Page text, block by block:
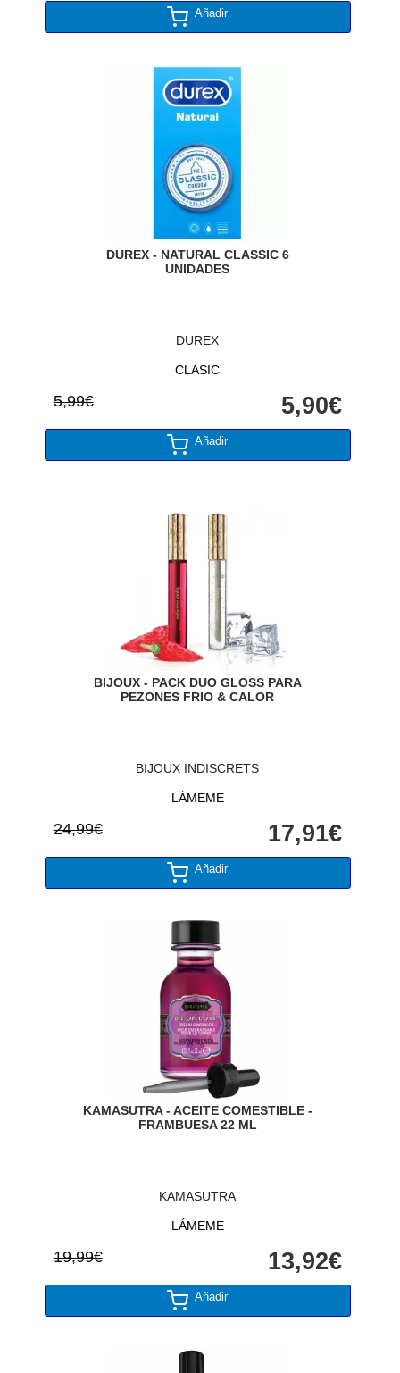
Añadir
DUREX - NATURAL CLASSIC 6
UNIDADES
DUREX
CLASIC
5,99€ 5,90€
Añadir
BIJOUX - PACK DUO GLOSS PARA
PEZONES FRIO & CALOR
BIJOUX INDISCRETS
LÁMEME
24,99€ 17,91€
Añadir
KAMASUTRA - ACEITE COMESTIBLE -
FRAMBUESA 22 ML
KAMASUTRA
LÁMEME
19,99€ 13,92€
Añadir